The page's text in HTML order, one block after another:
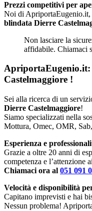
Prezzi competitivi per
Noi di ApriportaEugenio.it,
blindata Dierre
Non lasciare la
affidabile. Chiamaci
ApriportaEugenio.it:
Castelmaggiore !
Sei alla ricerca di un
Dierre Castelmaggiore!
Siamo specializzati nella
Mottura, Omec, OMR,
Esperienza e
Grazie a oltre 20 anni di
competenza e l’attenzione
Chiamaci ora al 051 091
Velocità e disponibilità
Capitano imprevisti e hai
Nessun problema!